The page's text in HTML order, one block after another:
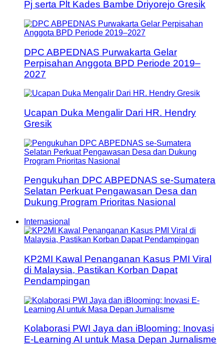
Pj serta Plt Kades Bambe Driyorejo Gresik
DPC ABPEDNAS Purwakarta Gelar
Perpisahan Anggota BPD Periode 2019–
2027
Ucapan Duka Mengalir Dari HR. Hendry
Gresik
Pengukuhan DPC ABPEDNAS se-Sumatera
Selatan Perkuat Pengawasan Desa dan
Dukung Program Prioritas Nasional
Internasional
KP2MI Kawal Penanganan Kasus PMI Viral
di Malaysia, Pastikan Korban Dapat
Pendampingan
Kolaborasi PWI Jaya dan iBlooming: Inovasi
E-Learning AI untuk Masa Depan Jurnalisme